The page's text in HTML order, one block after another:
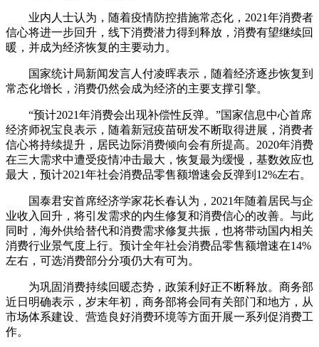
业内人士认为，随着疫情防控措施常态化，2021年消费者
信心将进一步回升，线下消费潜力得到释放，消费有望继续回
暖，并成为经济恢复的主要动力。
国家统计局新闻发言人付凌晖表示，随着经济逐步恢复到
常态化增长，消费仍然会成为经济的主要支撑引擎。
“预计2021年消费会出现补偿性反弹。”国家信息中心首席
经济师祝宝良表示，随着新冠疫苗研发不断取得进展，消费者
信心将持续提升，居民边际消费倾向会有所提高。2020年消费
在三大需求中遭受疫情冲击最大，恢复最为缓慢，基数效应也
最大，预计2021年社会消费品零售额增速会反弹到12%左右。
国泰君安首席经济学家花长春认为，2021年随着居民与企
业收入回升，将引发需求的内生修复和消费信心的改善。与此
同时，海外供给替代和消费需求修复共振，也将带动国内相关
消费行业景气度上行。预计全年社会消费品零售额增速在14%
左右，可选消费部分分项仍大有可为。
为巩固消费持续回暖态势，政策利好正不断释放。商务部
近日明确表示，岁末年初，商务部将会同有关部门和地方，从
市场体系建设、营造良好消费环境等方面开展一系列促消费工
作。